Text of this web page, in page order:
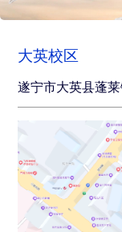
大英校区
遂宁市大英县蓬